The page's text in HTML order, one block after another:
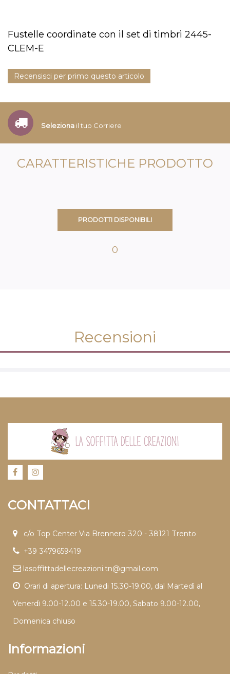
Fustelle coordinate con il set di timbri 2445-
CLEM-E
Recensisci per primo questo articolo
Seleziona il tuo Corriere
CARATTERISTICHE PRODOTTO
PRODOTTI DISPONIBILI
0
Recensioni
CONTATTACI
c/o Top Center Via Brennero 320 - 38121 Trento
+39 3479659419
lasoffittadellecreazioni.tn@gmail.com
Orari di apertura: Lunedi 15.30-19.00, dal Martedì al
Venerdì 9.00-12.00 e 15.30-19.00, Sabato 9.00-12.00,
Domenica chiuso
Informazioni